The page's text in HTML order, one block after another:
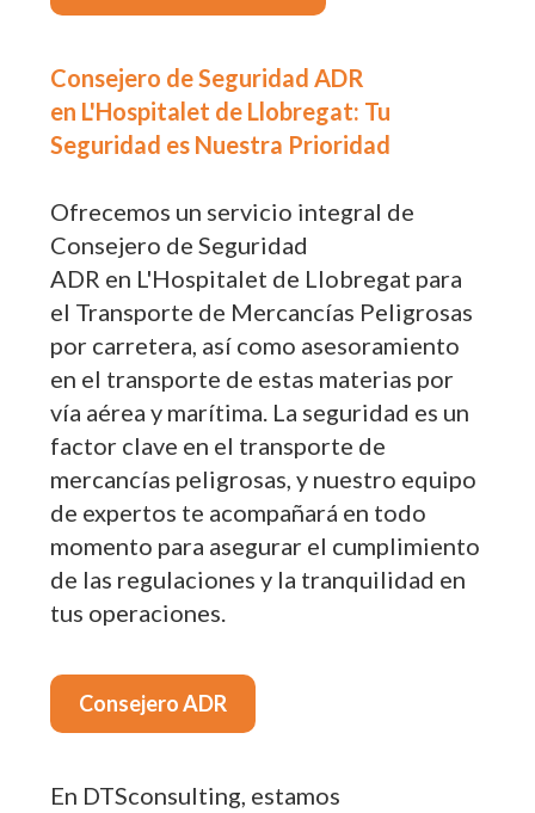
Consejero de Seguridad ADR
en L'Hospitalet de Llobregat: Tu
Seguridad es Nuestra Prioridad
Ofrecemos un servicio integral de
Consejero de Seguridad
ADR en L'Hospitalet de Llobregat para
el Transporte de Mercancías Peligrosas
por carretera, así como asesoramiento
en el transporte de estas materias por
vía aérea y marítima. La seguridad es un
factor clave en el transporte de
mercancías peligrosas, y nuestro equipo
de expertos te acompañará en todo
momento para asegurar el cumplimiento
de las regulaciones y la tranquilidad en
tus operaciones.
Consejero ADR
En DTSconsulting, estamos